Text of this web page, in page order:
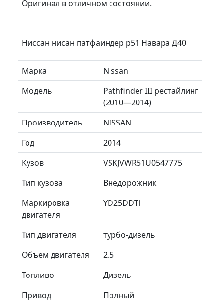
Оригинал в отличном состоянии.
Ниссан нисан патфаиндер р51 Навара Д40
Марка
Nissan
Модель
Pathfinder III рестайлинг
(2010—2014)
Производитель
NISSAN
Год
2014
Кузов
VSKJVWR51U0547775
Тип кузова
Внедорожник
Маркировка
двигателя
YD25DDTi
Тип двигателя
турбо-дизель
Объем двигателя
2.5
Топливо
Дизель
Привод
Полный